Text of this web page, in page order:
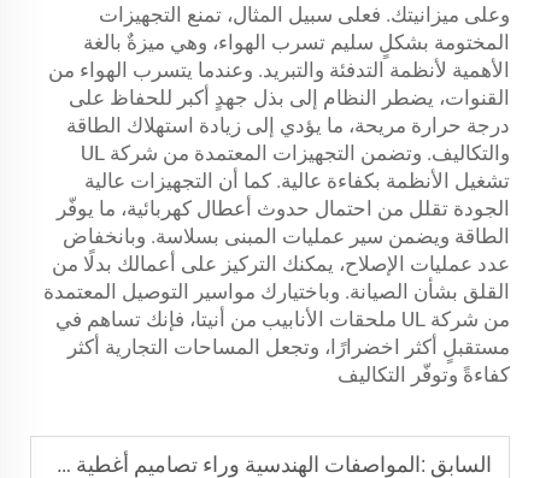
وعلى ميزانيتك. فعلى سبيل المثال، تمنع التجهيزات
المختومة بشكلٍ سليم تسرب الهواء، وهي ميزةٌ بالغة
الأهمية لأنظمة التدفئة والتبريد. وعندما يتسرب الهواء من
القنوات، يضطر النظام إلى بذل جهدٍ أكبر للحفاظ على
درجة حرارة مريحة، ما يؤدي إلى زيادة استهلاك الطاقة
والتكاليف. وتضمن التجهيزات المعتمدة من شركة UL
تشغيل الأنظمة بكفاءة عالية. كما أن التجهيزات عالية
الجودة تقلل من احتمال حدوث أعطال كهربائية، ما يوفّر
الطاقة ويضمن سير عمليات المبنى بسلاسة. وبانخفاض
عدد عمليات الإصلاح، يمكنك التركيز على أعمالك بدلًا من
القلق بشأن الصيانة. وباختيارك مواسير التوصيل المعتمدة
من شركة UL
ملحقات الأنابيب من أنيتا، فإنك تساهم في
مستقبلٍ أكثر اخضرارًا، وتجعل المساحات التجارية أكثر
كفاءةً وتوفّر التكاليف
السابق :المواصفات الهندسية وراء تصاميم أغطية صناديق الكهرباء الصناعية